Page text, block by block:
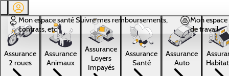
Aller au contenu principal
Mon espace santéSuivre mes remboursements,
contrats, etc
Mon
de travail
Assurance
2 roues
Assurance
Animaux
Assurance
Loyers
Impayés
Assurance
Santé
Assurance
Auto